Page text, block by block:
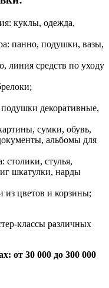
куклы, одежда,
панно, подушки, вазы,
линия средств по уходу
декоративные,
сумки, обувь,
альбомы для
столики, стулья,
шкатулки, нарды
из цветов и корзины;
классы различных
от 30 000 до 300 000